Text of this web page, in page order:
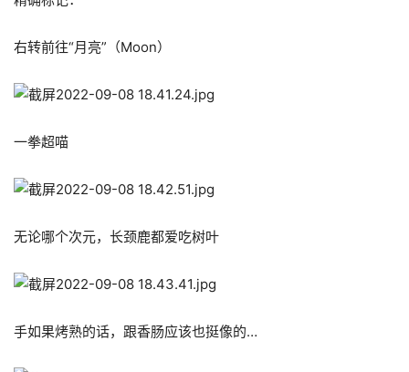
右转前往“月亮”（Moon）
一拳超喵
无论哪个次元，长颈鹿都爱吃树叶
手如果烤熟的话，跟香肠应该也挺像的…